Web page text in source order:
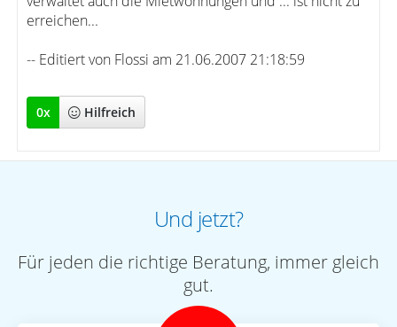
erreichen...
-- Editiert von Flossi am 21.06.2007 21:18:59
0x Hilfreich
Und jetzt?
Für jeden die richtige Beratung, immer gleich
gut.